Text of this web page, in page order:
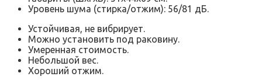
Уровень шума (стирка/отжим): 56/81 дБ.
Устойчивая, не вибрирует.
Можно установить под раковину.
Умеренная стоимость.
Небольшой вес.
Хороший отжим.